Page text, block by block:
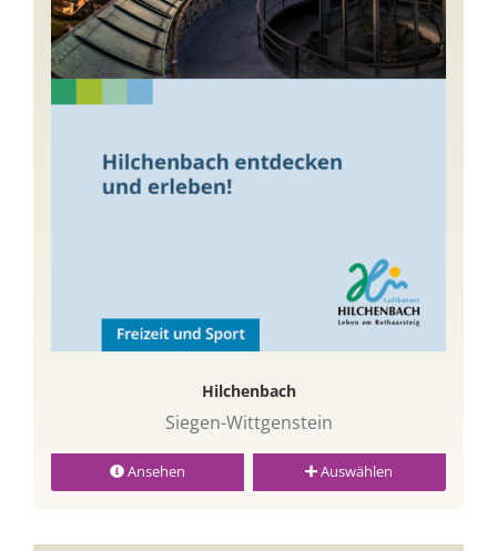
Hilchenbach
Siegen-Wittgenstein
Ansehen Auswählen